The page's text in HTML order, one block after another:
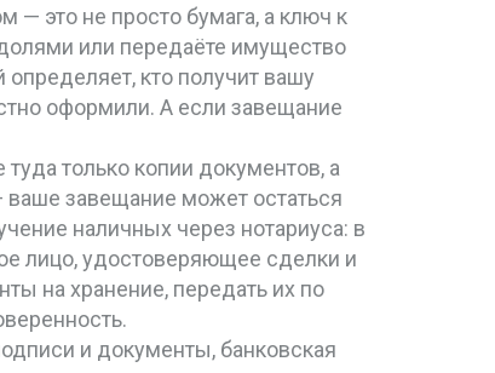
— это не просто бумага, а ключ к
или передаёте имущество
кто получит вашу
оформили. А если завещание
только копии документов, а
завещание может остаться
наличных через нотариуса: в
лицо, удостоверяющее сделки и
на хранение, передать их по
и документы, банковская